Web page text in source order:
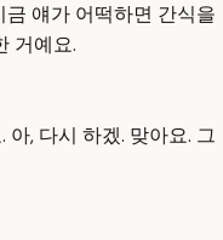
얘가 어떡하면 간식을
거예요.
아, 다시 하겠. 맞아요. 그